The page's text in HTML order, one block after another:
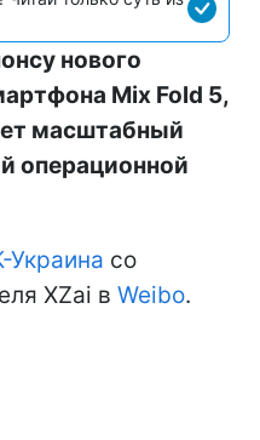
нового
Mix Fold 5,
масштабный
операционной
Украина со
XZai в Weibo.